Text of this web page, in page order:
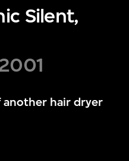
Silent,
hair dryer